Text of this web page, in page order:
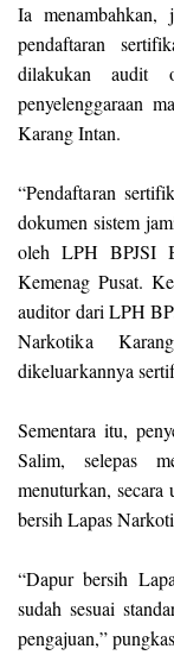
Ia
pendaftaran
dilakukan audit
penyelenggaraan
Karang Intan.
“Pendaftaran
dokumen sistem
oleh LPH BPJSI
Kemenag Pusat.
auditor dari LPH
Narkotika
dikeluarkannya
Sementara itu,
Salim, selepas
menuturkan, secara
bersih Lapas
“Dapur bersih
sudah sesuai
pengajuan,”